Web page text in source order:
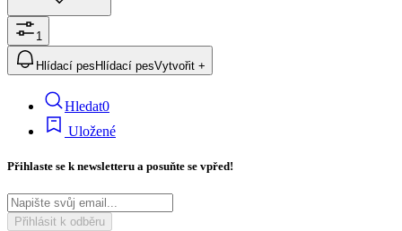
1
Hlídací pesHlídací pesVytvořit +
Hledat0
Uložené
Přihlaste se k newsletteru a posuňte se vpřed!
Přihlásit k odběru